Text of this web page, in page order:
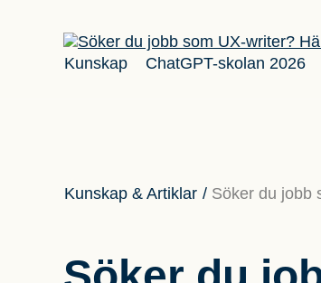
Kunskap ChatGPT-skolan 2026
Kunskap & Artiklar / Söker du jobb